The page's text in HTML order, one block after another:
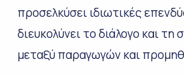
προσελκύσει ιδιωτικές
διευκολύνει το διάλογο και τη
μεταξύ παραγωγών και